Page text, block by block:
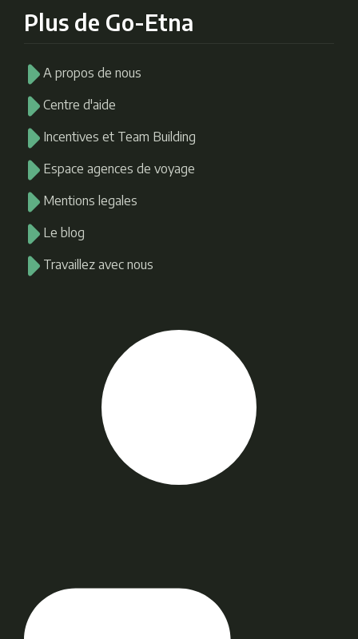
Plus de Go-Etna
A propos de nous
Centre d'aide
Incentives et Team Building
Espace agences de voyage
Mentions legales
Le blog
Travaillez avec nous